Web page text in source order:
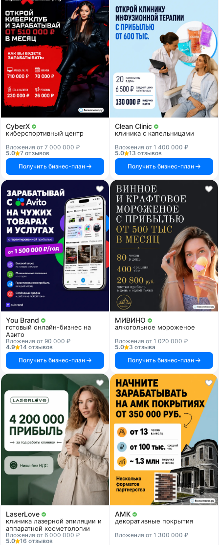
CyberX
киберспортивный центр
Вложения от 7 000 000 ₽
5.0
7 отзывов
Получить бизнес-план
Clean Clinic
клиника с капельницами
Вложения от 1 400 000 ₽
5.0
13 отзывов
Получить бизнес-план
You Brand
готовый онлайн-бизнес на
Авито
Вложения от 90 000 ₽
4.9
14 отзывов
Получить бизнес-план
МИВИНО
алкогольное мороженое
Вложения от 1 020 000 ₽
5.0
3 отзыва
Получить бизнес-план
LaserLove
клиника лазерной эпиляции и
аппаратной косметологии
Вложения от 6 000 000 ₽
5.0
16 отзывов
АМК
декоративные покрытия
Вложения от 1 300 000 ₽